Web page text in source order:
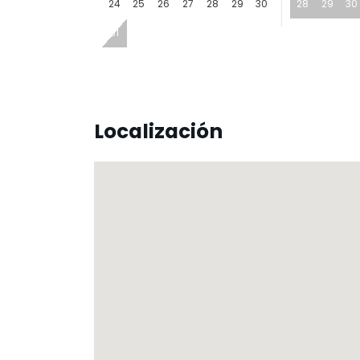
24 25 26 27 28 29 30
31
28 29 30
Localización